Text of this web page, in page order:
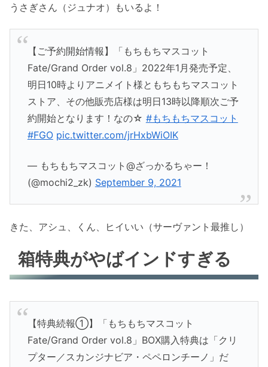
うさぎさん（ジュナオ）もいるよ！
【ご予約開始情報】「もちもちマスコット
Fate/Grand Order vol.8」2022年1月発売予定、
明日10時よりアニメイト様ともちもちマスコット
ストア、その他販売店様は明日13時以降順次ご予
約開始となります！なの☆ #もちもちマスコット
#FGO pic.twitter.com/jrHxbWiOIK
— もちもちマスコット@ざっかるちゃー！
(@mochi2_zk) September 9, 2021
きた、アシュ、くん、ヒイいい（サーヴァント最推し）
箱特典がやばインドすぎる
【特典続報①】「もちもちマスコット
Fate/Grand Order vol.8」BOX購入特典は「クリ
プター／スカンジナビア・ペペロンチーノ」だ